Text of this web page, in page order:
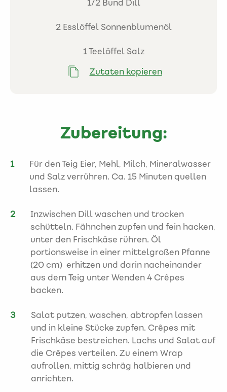
1/2 Bund Dill
2 Esslöffel Sonnenblumenöl
1 Teelöffel Salz
Zutaten kopieren
Zubereitung:
Für den Teig Eier, Mehl, Milch, Mineralwasser
und Salz verrühren. Ca. 15 Minuten quellen
lassen.
Inzwischen Dill waschen und trocken
schütteln. Fähnchen zupfen und fein hacken,
unter den Frischkäse rühren. Öl
portionsweise in einer mittelgroßen Pfanne
(20 cm) erhitzen und darin nacheinander
aus dem Teig unter Wenden 4 Crêpes
backen.
Salat putzen, waschen, abtropfen lassen
und in kleine Stücke zupfen. Crêpes mit
Frischkäse bestreichen. Lachs und Salat auf
die Crêpes verteilen. Zu einem Wrap
aufrollen, mittig schräg halbieren und
anrichten.